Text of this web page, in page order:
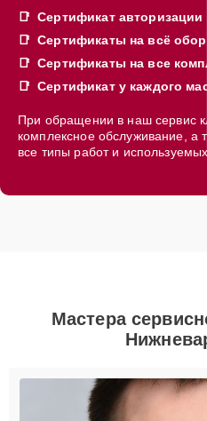
Сертификат
Сертификаты на всё
Сертификаты на все
Сертификат у каждого
При обращении в наш сервис
комплексное обслуживание, а
все типы работ и используемых
Мастера